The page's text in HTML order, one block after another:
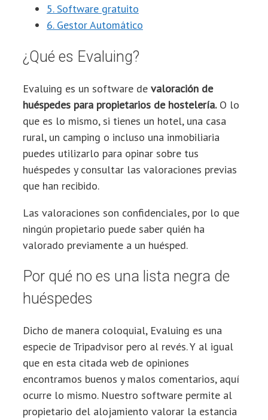
5. Software gratuito
6. Gestor Automático
¿Qué es Evaluing?
Evaluing es un software de valoración de
huéspedes para propietarios de hostelería.O lo
que es lo mismo, si tienes un hotel, una casa
rural, un camping o incluso una inmobiliaria
puedes utilizarlo para opinar sobre tus
huéspedes y consultar las valoraciones previas
que han recibido.
Las valoraciones son confidenciales, por lo que
ningún propietario puede saber quién ha
valorado previamente a un huésped.
Por qué no es una lista negra de
huéspedes
Dicho de manera coloquial, Evaluing es una
especie de Tripadvisor pero al revés. Y al igual
que en esta citada web de opiniones
encontramos buenos y malos comentarios, aquí
ocurre lo mismo. Nuestro software permite al
propietario del alojamiento valorar la estancia